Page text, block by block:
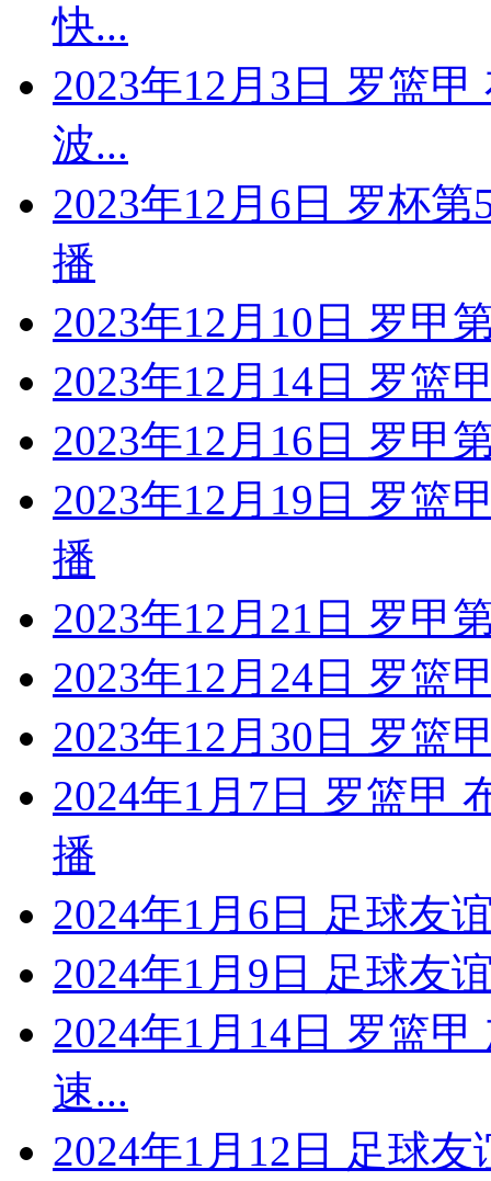
快...
2023年12月3日 罗篮
波...
2023年12月6日 罗杯
播
2023年12月10日 罗甲
2023年12月14日 罗篮
2023年12月16日 罗甲
2023年12月19日 罗篮
播
2023年12月21日 罗甲
2023年12月24日 罗篮
2023年12月30日 罗篮
2024年1月7日 罗篮甲
播
2024年1月6日 足球友
2024年1月9日 足球友
2024年1月14日 罗篮
速...
2024年1月12日 足球